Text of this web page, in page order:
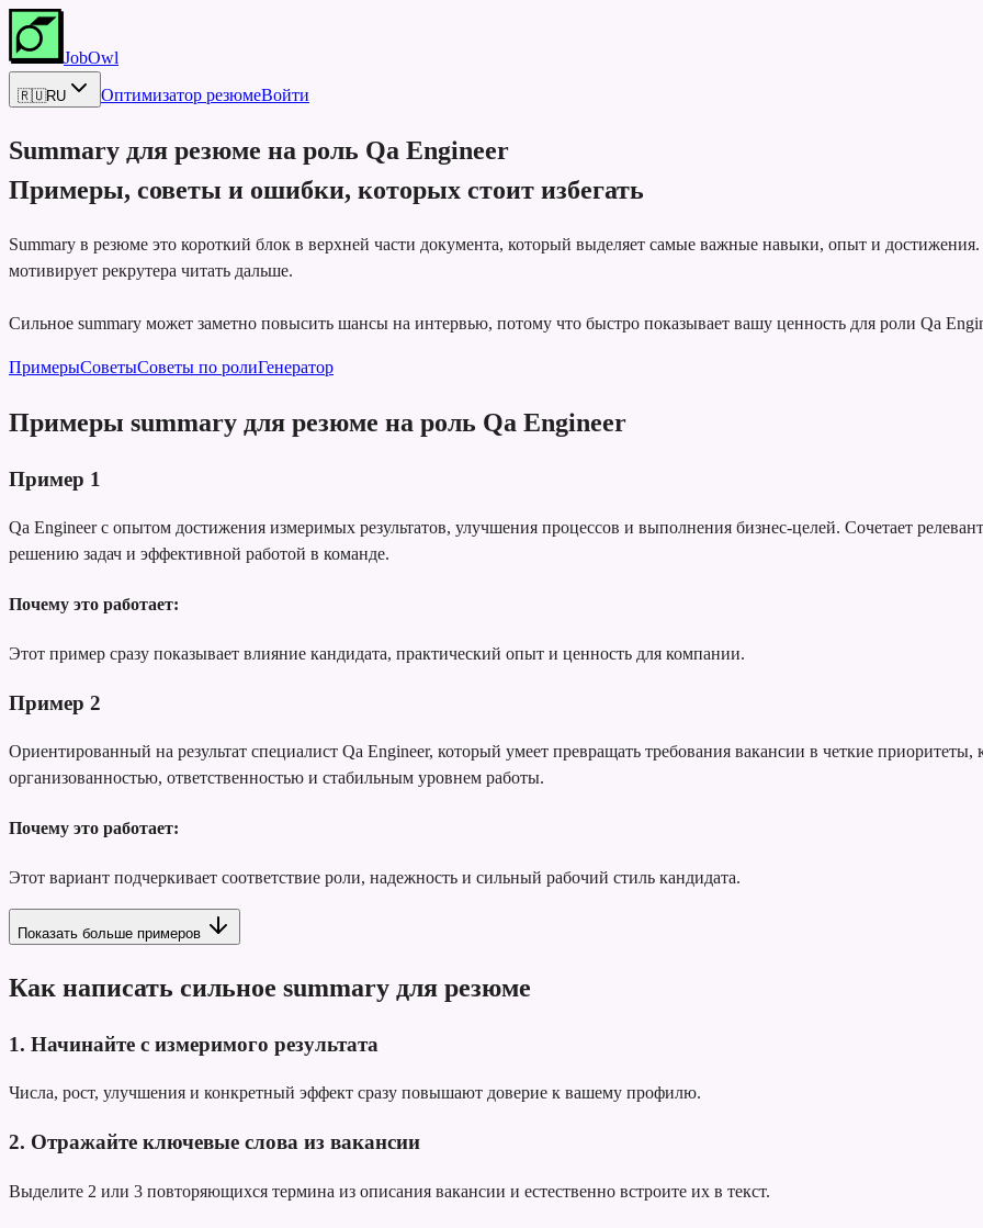
JobOwl
🇷🇺RU Оптимизатор резюмеВойти
Summary для резюме на роль Qa Engineer
Примеры, советы и ошибки, которых стоит избегать
Summary в резюме это короткий блок в верхней части документа, который выделяет самые важные навыки, опыт и
мотивирует рекрутера читать дальше.
Сильное summary может заметно повысить шансы на интервью, потому что быстро показывает вашу ценность для роли Qa
ПримерыСоветыСоветы по ролиГенератор
Примеры summary для резюме на роль Qa Engineer
Пример 1
Qa Engineer с опытом достижения измеримых результатов, улучшения процессов и выполнения бизнес-целей. Сочетает
решению задач и эффективной работой в команде.
Почему это работает:
Этот пример сразу показывает влияние кандидата, практический опыт и ценность для компании.
Пример 2
Ориентированный на результат специалист Qa Engineer, который умеет превращать требования вакансии в четкие
организованностью, ответственностью и стабильным уровнем работы.
Почему это работает:
Этот вариант подчеркивает соответствие роли, надежность и сильный рабочий стиль кандидата.
Показать больше примеров
Как написать сильное summary для резюме
1. Начинайте с измеримого результата
Числа, рост, улучшения и конкретный эффект сразу повышают доверие к вашему профилю.
2. Отражайте ключевые слова из вакансии
Выделите 2 или 3 повторяющихся термина из описания вакансии и естественно встроите их в текст.